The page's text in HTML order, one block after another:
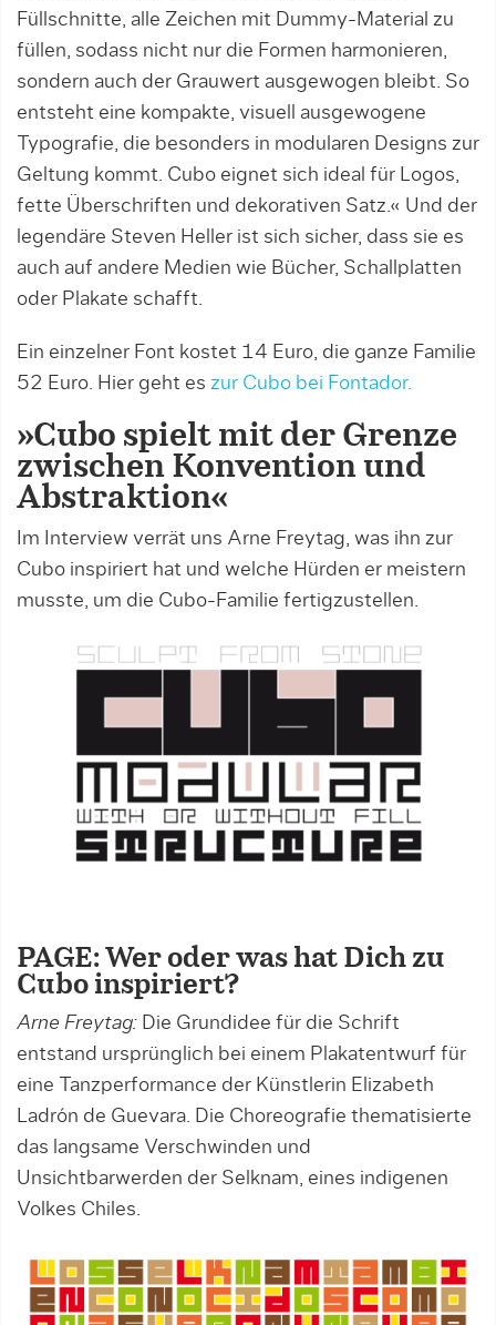
Füllschnitte, alle Zeichen mit Dummy-Material zu
füllen, sodass nicht nur die Formen harmonieren,
sondern auch der Grauwert ausgewogen bleibt. So
entsteht eine kompakte, visuell ausgewogene
Typografie, die besonders in modularen Designs zur
Geltung kommt. Cubo eignet sich ideal für Logos,
fette Überschriften und dekorativen Satz.« Und der
legendäre Steven Heller ist sich sicher, dass sie es
auch auf andere Medien wie Bücher, Schallplatten
oder Plakate schafft.
Ein einzelner Font kostet 14 Euro, die ganze Familie
52 Euro. Hier geht es zur Cubo bei Fontador.
»Cubo spielt mit der Grenze
zwischen Konvention und
Abstraktion«
Im Interview verrät uns Arne Freytag, was ihn zur
Cubo inspiriert hat und welche Hürden er meistern
musste, um die Cubo-Familie fertigzustellen.
PAGE: Wer oder was hat Dich zu
Cubo inspiriert?
Arne Freytag: Die Grundidee für die Schrift
entstand ursprünglich bei einem Plakatentwurf für
eine Tanzperformance der Künstlerin Elizabeth
Ladrón de Guevara. Die Choreografie thematisierte
das langsame Verschwinden und
Unsichtbarwerden der Selknam, eines indigenen
Volkes Chiles.